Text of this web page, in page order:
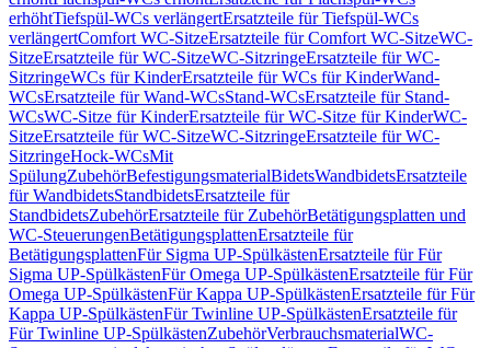
erhöhtTiefspül-WCs verlängertErsatzteile für Tiefspül-WCs
verlängertComfort WC-SitzeErsatzteile für Comfort WC-SitzeWC-
SitzeErsatzteile für WC-SitzeWC-SitzringeErsatzteile für WC-
SitzringeWCs für KinderErsatzteile für WCs für KinderWand-
WCsErsatzteile für Wand-WCsStand-WCsErsatzteile für Stand-
WCsWC-Sitze für KinderErsatzteile für WC-Sitze für KinderWC-
SitzeErsatzteile für WC-SitzeWC-SitzringeErsatzteile für WC-
SitzringeHock-WCsMit
SpülungZubehörBefestigungsmaterialBidetsWandbidetsErsatzteile
für WandbidetsStandbidetsErsatzteile für
StandbidetsZubehörErsatzteile für ZubehörBetätigungsplatten und
WC-SteuerungenBetätigungsplattenErsatzteile für
BetätigungsplattenFür Sigma UP-SpülkästenErsatzteile für Für
Sigma UP-SpülkästenFür Omega UP-SpülkästenErsatzteile für Für
Omega UP-SpülkästenFür Kappa UP-SpülkästenErsatzteile für Für
Kappa UP-SpülkästenFür Twinline UP-SpülkästenErsatzteile für
Für Twinline UP-SpülkästenZubehörVerbrauchsmaterialWC-